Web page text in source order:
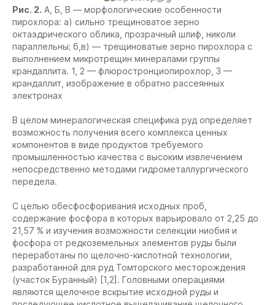
Рис. 2. А, Б, В — морфологические особенности
пирохлора: а) сильно трещиноватое зерно
октаэдрического облика, прозрачный шлиф, николи
параллельны; б,в) — трещиноватые зерно пирохлора с
выполнением микротрещин минералами группы
крандаллита. 1, 2 — флюростронциопирохлор, 3 —
крандаллит, изображение в обратно рассеянных
электронах
В целом минералогическая специфика руд определяет
возможность получения всего комплекса ценных
компонентов в виде продуктов требуемого
промышленностью качества с высоким извлечением
непосредственно методами гидрометаллургического
передела.
С целью обесфосфоривания исходных проб,
содержание фосфора в которых варьировало от 2,25 до
21,57 % и изучения возможности селекции ниобия и
фосфора от редкоземельных элементов руды были
переработаны по щелочно-кислотной технологии,
разработанной для руд Томторского месторождения
(участок Буранный) [1,2]. Головными операциями
являются щелочное вскрытие исходной руды и